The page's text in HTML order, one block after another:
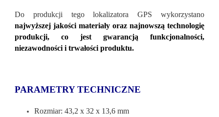
Do produkcji tego lokalizatora GPS wykorzystano
najwyższej jakości materiały oraz najnowszą technologię
produkcji, co jest gwarancją funkcjonalności,
niezawodności i trwałości produktu.
PARAMETRY TECHNICZNE
Rozmiar: 43,2 x 32 x 13,6 mm